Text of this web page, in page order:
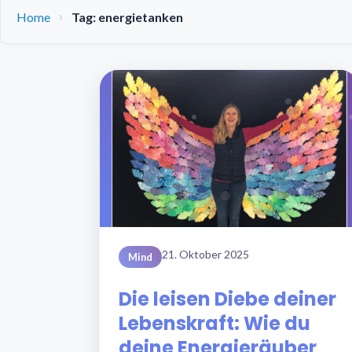
Home Tag: energietanken
Mind 21. Oktober 2025
Die leisen Diebe deiner
Lebenskraft: Wie du